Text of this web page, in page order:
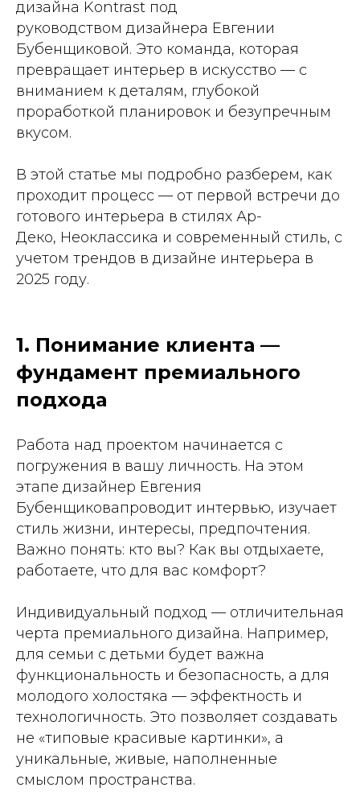
дизайна Kontrast под
руководством дизайнера Евгении
Бубенщиковой. Это команда, которая
превращает интерьер в искусство — с
вниманием к деталям, глубокой
проработкой планировок и безупречным
вкусом.
В этой статье мы подробно разберем, как
проходит процесс — от первой встречи до
готового интерьера в стилях Ар-
Деко, Неоклассика и современный стиль, с
учетом трендов в дизайне интерьера в
2025 году.
1. Понимание клиента —
фундамент премиального
подхода
Работа над проектом начинается с
погружения в вашу личность. На этом
этапе дизайнер Евгения
Бубенщиковапроводит интервью, изучает
стиль жизни, интересы, предпочтения.
Важно понять: кто вы? Как вы отдыхаете,
работаете, что для вас комфорт?
Индивидуальный подход — отличительная
черта премиального дизайна. Например,
для семьи с детьми будет важна
функциональность и безопасность, а для
молодого холостяка — эффектность и
технологичность. Это позволяет создавать
не «типовые красивые картинки», а
уникальные, живые, наполненные
смыслом пространства.